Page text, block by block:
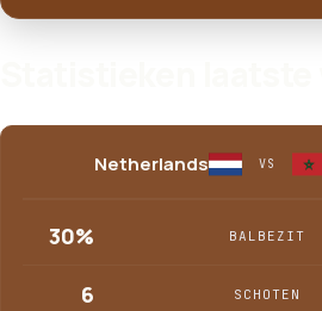
Netherlands VS
30% BALBEZIT
6 SCHOTEN